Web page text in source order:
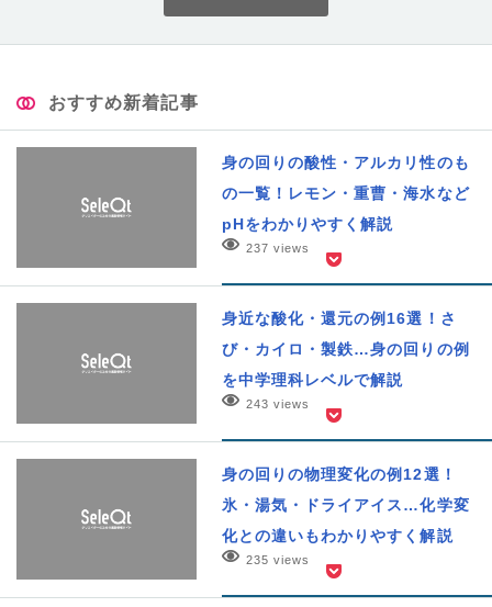
おすすめ新着記事
身の回りの酸性・アルカリ性のも
の一覧！レモン・重曹・海水など
pHをわかりやすく解説
237 views
身近な酸化・還元の例16選！さ
び・カイロ・製鉄…身の回りの例
を中学理科レベルで解説
243 views
身の回りの物理変化の例12選！
氷・湯気・ドライアイス…化学変
化との違いもわかりやすく解説
235 views